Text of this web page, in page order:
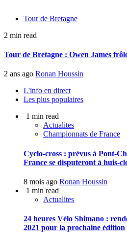
Tour de Bretagne
2 min read
Tour de Bretagne : Owen James
2 ans ago Ronan Houssin
L'info en direct
Les plus populaires
1 min read
Actualites
Championnats de France
Cyclo-cross : prévus à Pont-
France se disputeront à huis-
8 mois ago Ronan Houssin
1 min read
Actualites
24 heures Vélo Shimano :
2021 pour la prochaine édition